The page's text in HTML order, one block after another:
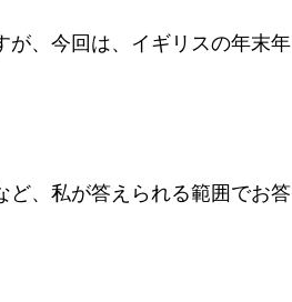
が、今回は、イギリスの年末年
ど、私が答えられる範囲でお答